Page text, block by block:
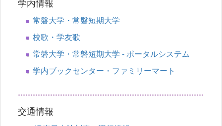
常磐大学・常磐短期大学
校歌・学友歌
常磐大学・常磐短期大学 - ポータルシステム
学内ブックセンター・ファミリーマート
交通情報